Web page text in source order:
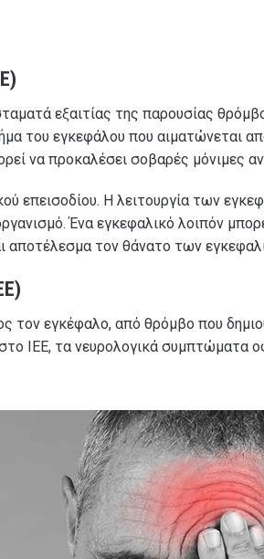
εξαιτίας της παρουσίας
του εγκεφάλου που αιματώνεται
να προκαλέσει σοβαρές μόνιμες
επεισοδίου. Η λειτουργία των
Ένα εγκεφαλικό λοιπόν
αποτέλεσμα τον θάνατο των
τον εγκέφαλο, από θρόμβο που
ΙΕΕ, τα νευρολογικά συμπτώματα